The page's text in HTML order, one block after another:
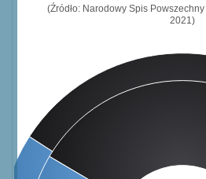
(Źródło: Narodowy Spis
2021)